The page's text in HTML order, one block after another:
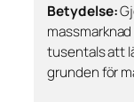
Betydelse:
tusentals att
grunden för